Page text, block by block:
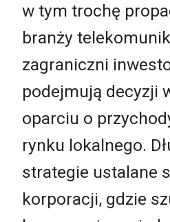
w tym trochę
branży
zagraniczni
podejmują decyzji
oparciu o
rynku lokalnego.
strategie ustalane
korporacji, gdzie